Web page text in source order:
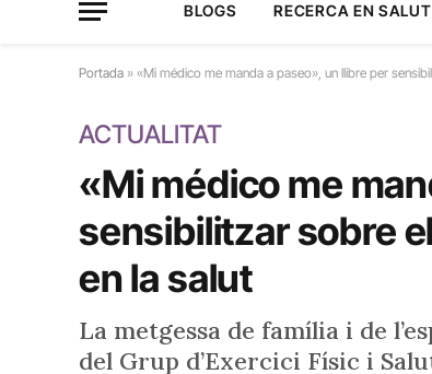
BLOGS RECERCA EN SALUT
Portada » «Mi médico me manda a paseo», un llibre per
ACTUALITAT
«Mi médico me
sensibilitzar sobre
en la salut
La metgessa de família i de
del Grup d’Exercici Físic i